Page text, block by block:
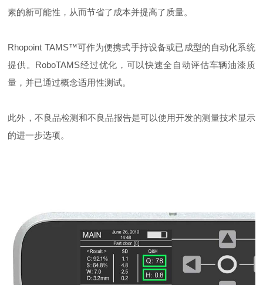
素的新可能性，从而节省了成本并提高了质量。
Rhopoint TAMS™可作为便携式手持设备或已成型的自动化系统
提供。RoboTAMS经过优化，可以快速全自动评估车辆油漆质
量，并已通过概念适用性测试。
此外，不良品检测和不良品报告是可以使用开发的测量技术显示
的进一步选项。